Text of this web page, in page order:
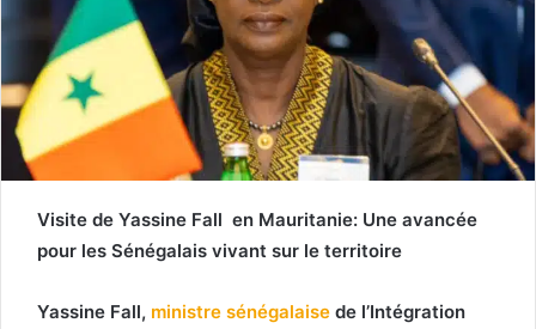
Visite de Yassine Fall en Mauritanie: Une avancée
pour les Sénégalais vivant sur le territoire
Yassine Fall, ministre sénégalaise de l’Intégration